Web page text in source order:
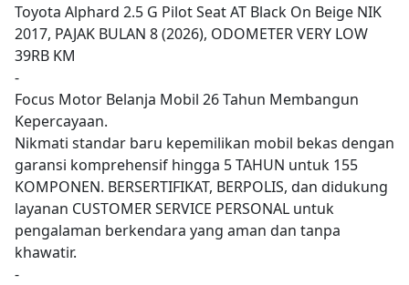
Toyota Alphard 2.5 G Pilot Seat AT Black On Beige NIK
2017, PAJAK BULAN 8 (2026), ODOMETER VERY LOW
39RB KM
-
Focus Motor Belanja Mobil 26 Tahun Membangun
Kepercayaan.
Nikmati standar baru kepemilikan mobil bekas dengan
garansi komprehensif hingga 5 TAHUN untuk 155
KOMPONEN. BERSERTIFIKAT, BERPOLIS, dan didukung
layanan CUSTOMER SERVICE PERSONAL untuk
pengalaman berkendara yang aman dan tanpa
khawatir.
-